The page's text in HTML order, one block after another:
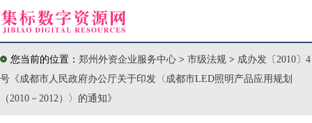
您当前的位置： 郑州外资企业服务中心 > 市级法规 > 成办发〔2010〕4
号《成都市人民政府办公厅关于印发〈成都市LED照明产品应用规划
（2010－2012）〉的通知》